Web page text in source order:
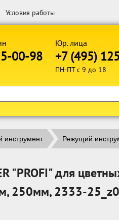
Условия работы
00-98
Юр. лица
+7 (495)
ПН-ПТ с 9 до 18
инструмент Режущий
"PROFI" для
250мм, 2333-